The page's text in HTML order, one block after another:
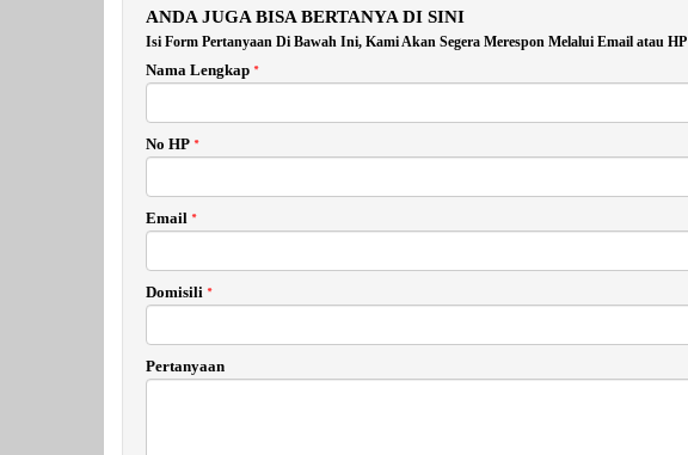
ANDA JUGA BISA BERTANYA DI SINI
Isi Form Pertanyaan Di Bawah Ini, Kami Akan Segera Merespon Melalui Email atau HP
Nama Lengkap *
No HP *
Email *
Domisili *
Pertanyaan